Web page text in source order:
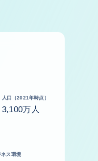
人口（2021年時点）
3,100万人
ネス環境